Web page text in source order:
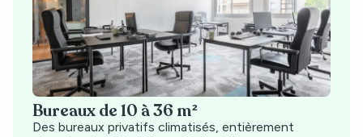
Bureaux de 10 à 36 m²
Des bureaux privatifs climatisés, entièrement